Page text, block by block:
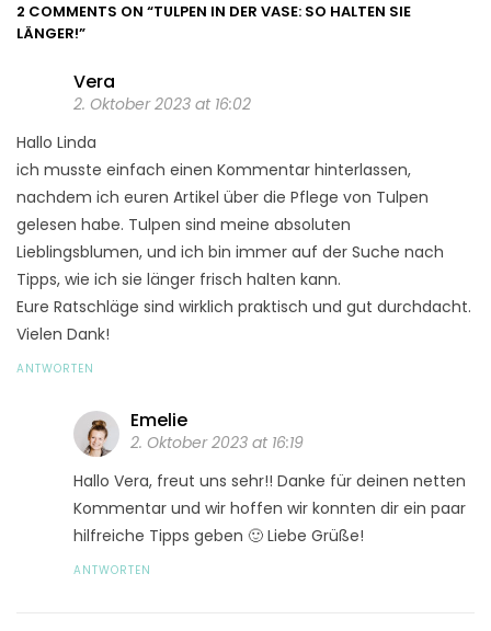
2 COMMENTS ON “TULPEN IN DER VASE: SO HALTEN SIE
LÄNGER!”
Vera
2. Oktober 2023 at 16:02
Hallo Linda
ich musste einfach einen Kommentar hinterlassen,
nachdem ich euren Artikel über die Pflege von Tulpen
gelesen habe. Tulpen sind meine absoluten
Lieblingsblumen, und ich bin immer auf der Suche nach
Tipps, wie ich sie länger frisch halten kann.
Eure Ratschläge sind wirklich praktisch und gut durchdacht.
Vielen Dank!
ANTWORTEN
Emelie
2. Oktober 2023 at 16:19
Hallo Vera, freut uns sehr!! Danke für deinen netten
Kommentar und wir hoffen wir konnten dir ein paar
hilfreiche Tipps geben 🙂 Liebe Grüße!
ANTWORTEN